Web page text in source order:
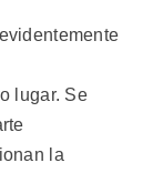
lugar. Se
la